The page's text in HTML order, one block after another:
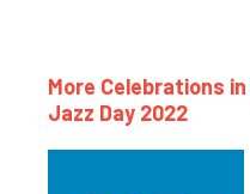
More Celebrations
Jazz Day 2022